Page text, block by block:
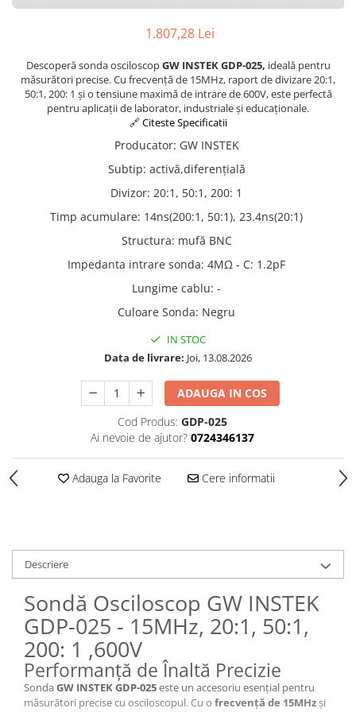
1.807,28 Lei
Descoperă sonda osciloscopGW INSTEK GDP-025, ideală pentru
măsurători precise. Cu frecvență de 15MHz, raport de divizare 20:1,
50:1, 200: 1 și o tensiune maximă de intrare de 600V, este perfectă
pentru aplicații de laborator, industriale și educaționale.
🔗 Citeste Specificatii
Producator: GW INSTEK
Subtip: activă,diferenţială
Divizor: 20:1, 50:1, 200: 1
Timp acumulare: 14ns(200:1, 50:1), 23.4ns(20:1)
Structura: mufă BNC
Impedanta intrare sonda: 4MΩ - C: 1.2pF
Lungime cablu: -
Culoare Sonda: Negru
IN STOC
Data de livrare: Joi, 13.08.2026
ADAUGA IN COS
Cod Produs: GDP-025
Ai nevoie de ajutor? 0724346137
Adauga la Favorite Cere informatii
Descriere
Sondă Osciloscop GW INSTEK
GDP-025 - 15MHz, 20:1, 50:1,
200: 1 ,600V
Performanță de Înaltă Precizie
SondaGW INSTEK GDP-025este un accesoriu esențial pentru
măsurători precise cu osciloscopul. Cu o frecvență de 15MHzși